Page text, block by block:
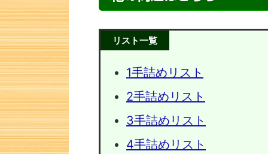
リスト一覧
1手詰めリスト
2手詰めリスト
3手詰めリスト
4手詰めリスト